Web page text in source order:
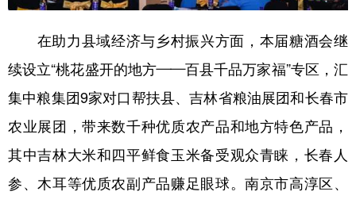
在助力县域经济与乡村振兴方面，本届糖酒会继
续设立“桃花盛开的地方——百县千品万家福”专区，汇
集中粮集团9家对口帮扶县、吉林省粮油展团和长春市
农业展团，带来数千种优质农产品和地方特色产品，
其中吉林大米和四平鲜食玉米备受观众青睐，长春人
参、木耳等优质农副产品赚足眼球。南京市高淳区、